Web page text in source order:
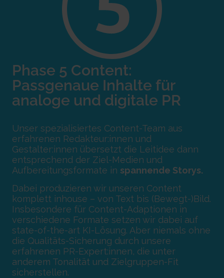
Phase 5 Content:
Passgenaue Inhalte für
analoge und digitale PR
Unser spezialisiertes Content-Team aus
erfahrenen Redakteur:innen und
Gestalter:innen übersetzt die Leitidee dann
entsprechend der Ziel-Medien und
Aufbereitungsformate in spannende Storys.
Dabei produzieren wir unseren Content
komplett inhouse – von Text bis (Bewegt-)Bild.
Insbesondere für Content-Adaptionen in
verschiedene Formate setzen wir dabei auf
state-of-the-art KI-Lösung. Aber niemals ohne
die Qualitäts-Sicherung durch unsere
erfahrenen PR-Expert:innen, die unter
anderem Tonalität und Zielgruppen-Fit
sicherstellen.